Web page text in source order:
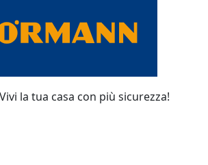
la tua casa con più sicurezza!